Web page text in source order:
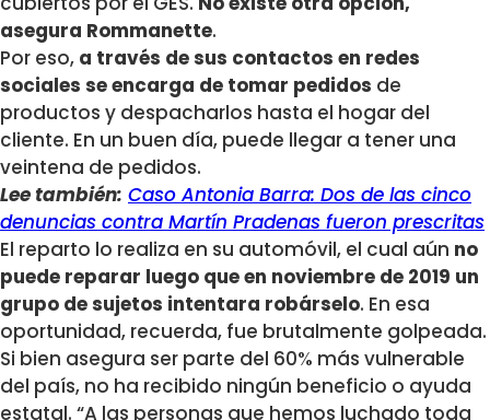
asegura Rommanette.
Por eso, a través de sus contactos en redes
sociales se encarga de tomar pedidos de
productos y despacharlos hasta el hogar del
cliente. En un buen día, puede llegar a tener una
veintena de pedidos.
Lee también: Caso Antonia Barra: Dos de las cinco
denuncias contra Martín Pradenas fueron prescritas
El reparto lo realiza en su automóvil, el cual aún no
puede reparar luego que en noviembre de 2019 un
grupo de sujetos intentara robárselo. En esa
oportunidad, recuerda, fue brutalmente golpeada.
Si bien asegura ser parte del 60% más vulnerable
del país, no ha recibido ningún beneficio o ayuda
estatal. “A las personas que hemos luchado toda